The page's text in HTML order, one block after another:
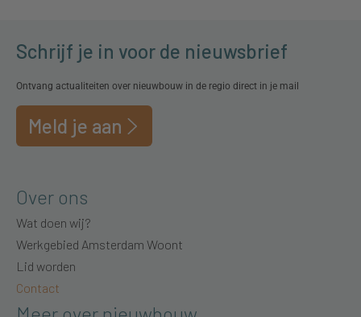
Schrijf je in voor de nieuwsbrief
Ontvang actualiteiten over nieuwbouw in de regio direct in je mail
Meld je aan
Over ons
Wat doen wij?
Werkgebied Amsterdam Woont
Lid worden
Contact